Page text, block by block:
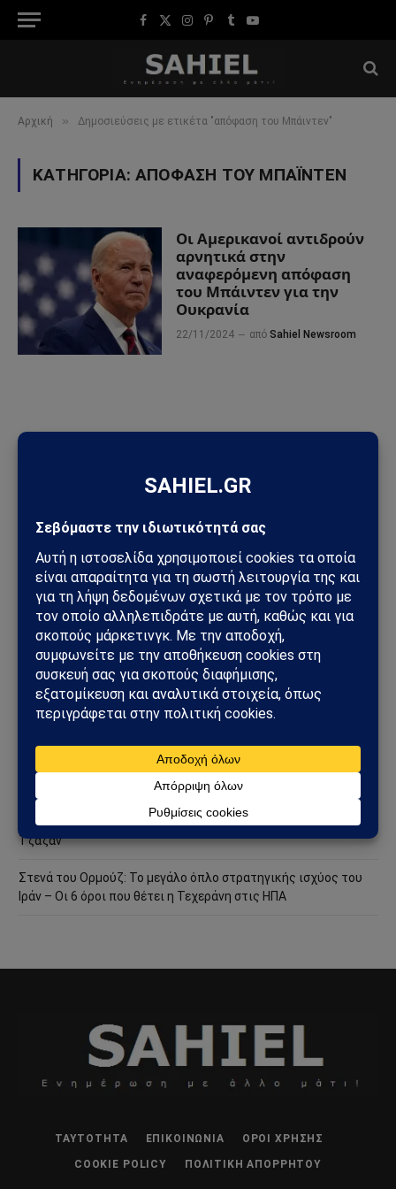
Facebook
X
Instagram
Pinterest
TumblrYouTube
Αρχική » Δημοσιεύσεις με ετικέτα "απόφαση του Μπάιντεν"
ΚΑΤΗΓΟΡΊΑ:ΑΠΌΦΑΣΗ ΤΟΥ ΜΠΆΙΝΤΕΝ
Οι Αμερικανοί αντιδρούν
αρνητικά στην
αναφερόμενη απόφαση
του Μπάιντεν για την
Ουκρανία
22/11/2024 από Sahiel Newsroom
Instagram – Στο επίκεντρο η ψυχική υγεία των ανηλίκων
Μοτζτάμπα Χαμενεΐ: Η Τεχεράνη έδωσε βίντεο στη
δημοσιότητα – Το μήνυμα πίσω από τη σπάνια εμφάνιση του
ηγέτη του Ιράν
Πέθανε ο Νίκος Καλογερόπουλος σε ηλικία 74 ετών – Έφυγε
ένας αυθεντικός άνθρωπος του ελληνικού κινηματογράφου
Unitree: Πώς η κινεζική εταιρεία ρομπότ «πρόλαβε» τους
νέους περιορισμούς των ΗΠΑ
Συναγερμός για πυρκαγιές στην Ελλάδα: Σε πλήρη επιφυλακή
ο κρατικός μηχανισμός – Άνεμοι έως 9 μποφόρ
Χούθι χτύπησαν την ενεργειακή καρδιά της Σαουδικής
Αραβίας – Επίθεση με drone στο διυλιστήριο της Aramco στην
Τζαζάν
Στενά του Ορμούζ: Το μεγάλο όπλο στρατηγικής ισχύος του
Ιράν – Οι 6 όροι που θέτει η Τεχεράνη στις ΗΠΑ
ΤΑΥΤΌΤΗΤΑ ΕΠΙΚΟΙΝΩΝΊΑ ΌΡΟΙ ΧΡΉΣΗΣ
COOKIE POLICY ΠΟΛΙΤΙΚΉ ΑΠΟΡΡΉΤΟΥ